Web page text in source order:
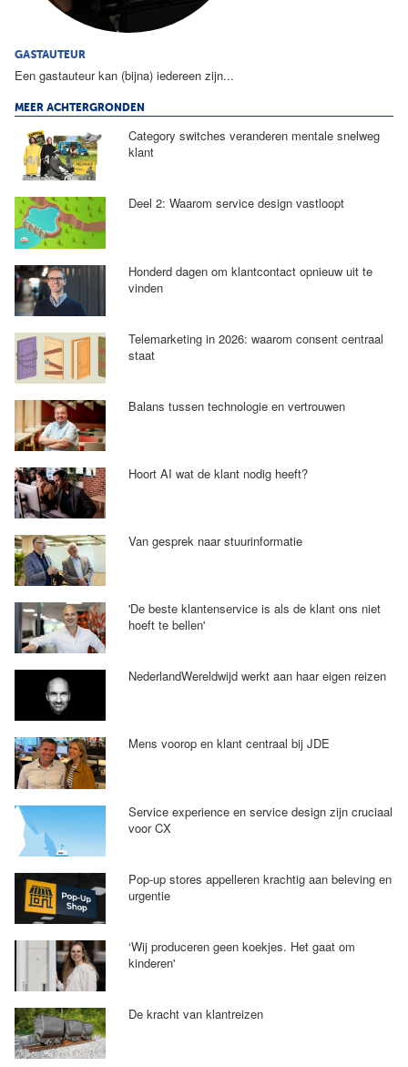
GASTAUTEUR
Een gastauteur kan (bijna) iedereen zijn...
MEER ACHTERGRONDEN
Category switches veranderen mentale snelweg
klant
Deel 2: Waarom service design vastloopt
Honderd dagen om klantcontact opnieuw uit te
vinden
Telemarketing in 2026: waarom consent centraal
staat
Balans tussen technologie en vertrouwen
Hoort AI wat de klant nodig heeft?
Van gesprek naar stuurinformatie
'De beste klantenservice is als de klant ons niet
hoeft te bellen'
NederlandWereldwijd werkt aan haar eigen reizen
Mens voorop en klant centraal bij JDE
Service experience en service design zijn cruciaal
voor CX
Pop-up stores appelleren krachtig aan beleving en
urgentie
‘Wij produceren geen koekjes. Het gaat om
kinderen'
De kracht van klantreizen